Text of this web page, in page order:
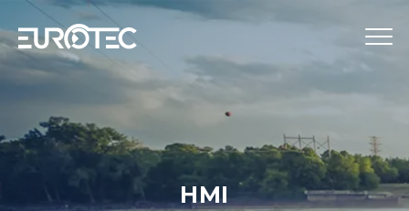
TELECONTROLLO
HMI